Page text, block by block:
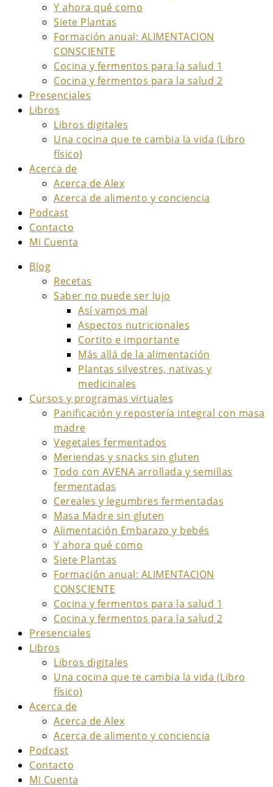
Y ahora qué como
Siete Plantas
Formación anual: ALIMENTACION
CONSCIENTE
Cocina y fermentos para la salud 1
Cocina y fermentos para la salud 2
Presenciales
Libros
Libros digitales
Una cocina que te cambia la vida (Libro
físico)
Acerca de
Acerca de Alex
Acerca de alimento y conciencia
Podcast
Contacto
Mi Cuenta
Blog
Recetas
Saber no puede ser lujo
Así vamos mal
Aspectos nutricionales
Cortito e importante
Más allá de la alimentación
Plantas silvestres, nativas y
medicinales
Cursos y programas virtuales
Panificación y repostería integral con masa
madre
Vegetales fermentados
Meriendas y snacks sin gluten
Todo con AVENA arrollada y semillas
fermentadas
Cereales y legumbres fermentadas
Masa Madre sin gluten
Alimentación Embarazo y bebés
Y ahora qué como
Siete Plantas
Formación anual: ALIMENTACION
CONSCIENTE
Cocina y fermentos para la salud 1
Cocina y fermentos para la salud 2
Presenciales
Libros
Libros digitales
Una cocina que te cambia la vida (Libro
físico)
Acerca de
Acerca de Alex
Acerca de alimento y conciencia
Podcast
Contacto
Mi Cuenta